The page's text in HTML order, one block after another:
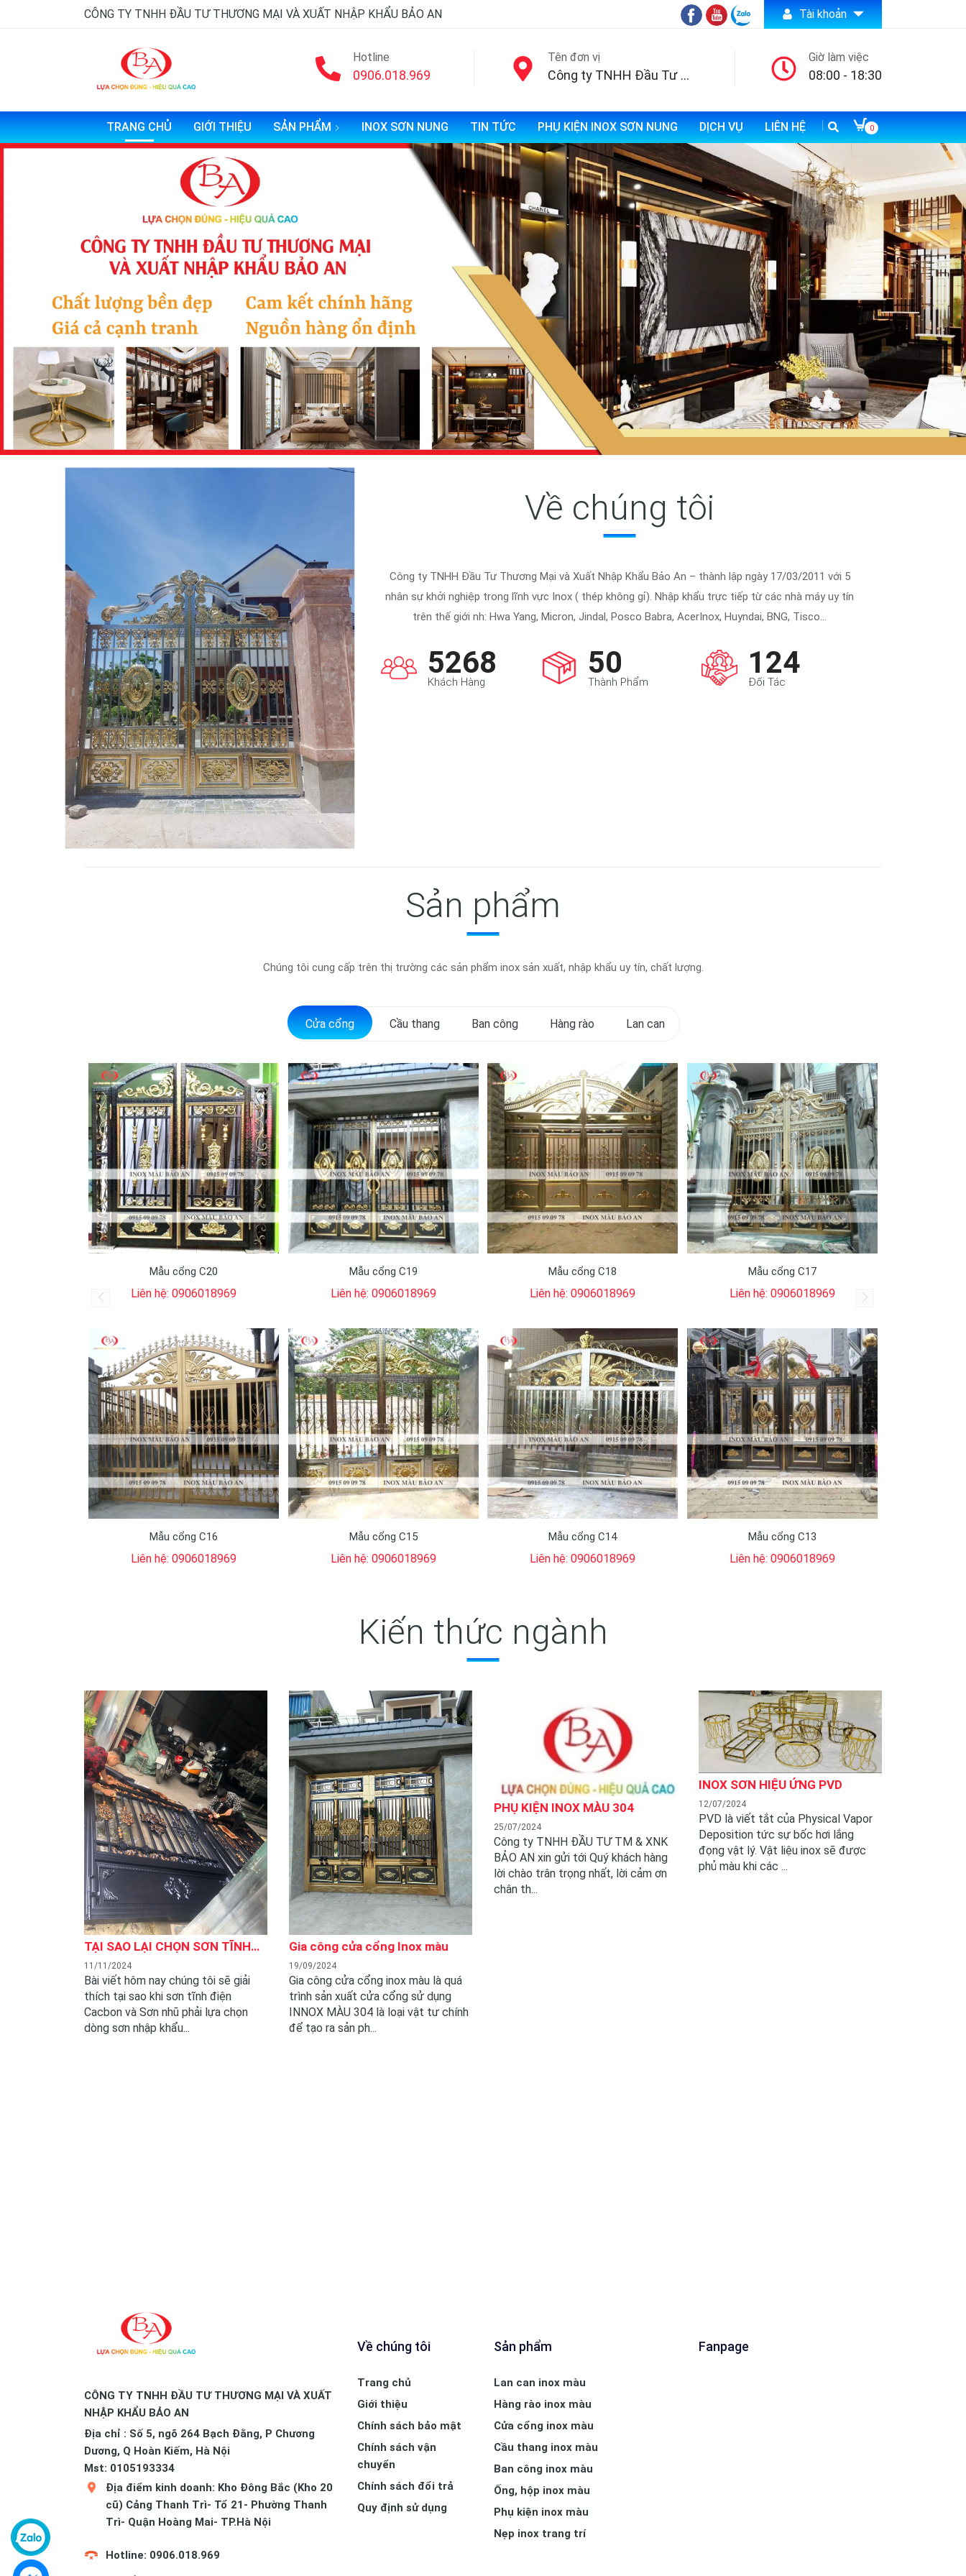
CÔNG TY TNHH ĐẦU TƯ THƯƠNG MẠI VÀ XUẤT NHẬP KHẨU BẢO AN Tài khoản
Giờ làm việc
08:00 - 18:30
Tên đơn vị
Công ty TNHH Đầu Tư Thương Mại và Xuất Nhập Khẩu Bảo An
Hotline
0906.018.969
TRANG CHỦ GIỚI THIỆU SẢN PHẨM INOX SƠN NUNG TIN TỨC PHỤ KIỆN INOX SƠN NUNG DỊCH VỤ LIÊN HỆ 0
Về chúng tôi
Công ty TNHH Đầu Tư Thương Mại và Xuất Nhập Khẩu Bảo An – thành lập ngày 17/03/2011 với 5
nhân sự khởi nghiệp trong lĩnh vực Inox ( thép không gỉ). Nhập khẩu trực tiếp từ các nhà máy uy tín
trên thế giới nh: Hwa Yang, Micron, Jindal, Posco Babra, AcerInox, Huyndai, BNG, Tisco…
5295
Khách Hàng
50
Thành Phẩm
125
Đối Tác
Sản phẩm
Chúng tôi cung cấp trên thị trường các sản phẩm inox sản xuất, nhập khẩu uy tín, chất lượng.
Cửa cổng Cầu thang Ban công Hàng rào Lan can
Mẫu cổng C20
Liên hệ: 0906018969
Mẫu cổng C19
Liên hệ: 0906018969
Mẫu cổng C18
Liên hệ: 0906018969
Mẫu cổng C17
Liên hệ: 0906018969
Mẫu cổng C16
Liên hệ: 0906018969
Mẫu cổng C15
Liên hệ: 0906018969
Mẫu cổng C14
Liên hệ: 0906018969
Mẫu cổng C13
Liên hệ: 0906018969
Kiến thức ngành
TẠI SAO LẠI CHỌN SƠN TĨNH
ĐIỆN CACBON VÀ SƠN NHŨ
NHẬP KHẨU
11/11/2024
Bài viết hôm nay chúng tôi sẽ giải
thích tại sao khi sơn tĩnh điện
Cacbon và Sơn nhũ phải lựa chọn
dòng sơn nhập khẩu...
Gia công cửa cổng Inox màu
19/09/2024
Gia công cửa cổng inox màu là quá
trình sản xuất cửa cổng sử dụng
INNOX MÀU 304 là loại vật tư chính
để tạo ra sản ph...
PHỤ KIỆN INOX MÀU 304
25/07/2024
Công ty TNHH ĐẦU TƯ TM & XNK
BẢO AN xin gửi tới Quý khách hàng
lời chào trân trọng nhất, lời cảm ơn
chân th...
INOX SƠN HIỆU ỨNG PVD
12/07/2024
PVD là viết tắt của Physical Vapor
Deposition tức sự bốc hơi lắng
đọng vật lý. Vật liệu inox sẽ được
phủ màu khi các ...
CÔNG TY TNHH ĐẦU TƯ THƯƠNG MẠI VÀ XUẤT
NHẬP KHẨU BẢO AN
Địa chỉ : Số 5, ngõ 264 Bạch Đằng, P Chương
Dương, Q Hoàn Kiếm, Hà Nội
Mst: 0105193334
Địa điểm kinh doanh: Kho Đông Bắc (Kho 20
cũ) Cảng Thanh Trì- Tổ 21- Phường Thanh
Trì- Quận Hoàng Mai- TP.Hà Nội
Hotline: 0906.018.969
Về chúng tôi
Trang chủ
Giới thiệu
Chính sách bảo mật
Chính sách vận
chuyển
Chính sách đổi trả
Quy định sử dụng
Sản phẩm
Lan can inox màu
Hàng rào inox màu
Cửa cổng inox màu
Cầu thang inox màu
Ban công inox màu
Ống, hộp inox màu
Phụ kiện inox màu
Nẹp inox trang trí
Fanpage